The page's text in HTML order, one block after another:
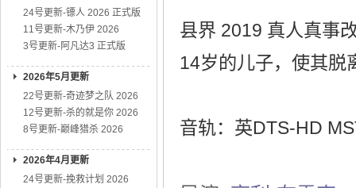
24号更新-镖人 2026 正式版
11号更新-木乃伊 2026
3号更新-阿凡达3 正式版
2026年5月更新
22号更新-奇迹梦之队 2026
12号更新-杀的就是你 2026
8号更新-巅峰猎杀 2026
2026年4月更新
24号更新-挽救计划 2026
县界 2019 真人真事
14岁的儿子，使其脱
音轨：英DTS-HD